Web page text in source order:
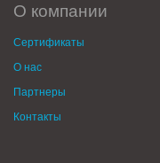
О компании
Сертификаты
О нас
Партнеры
Контакты